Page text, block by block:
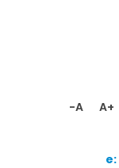
-A A+
e: